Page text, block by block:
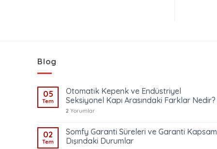
Blog
05
Tem
Otomatik Kepenk ve Endüstriyel
Seksiyonel Kapı Arasındaki Farklar Nedir?
2 Yorumlar
02
Tem
Somfy Garanti Süreleri ve Garanti
Dışındaki Durumlar